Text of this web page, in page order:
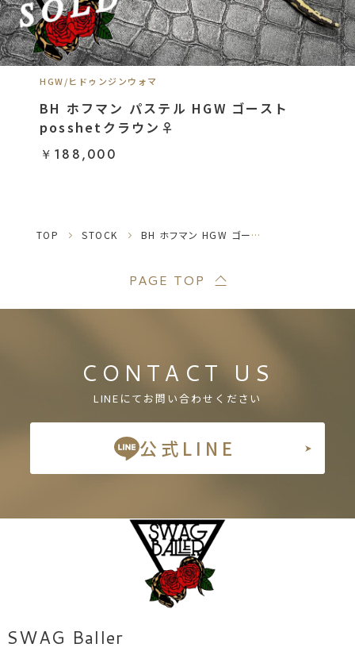
HGW/ヒドゥンジンウォマ
BH ホフマン パステル HGW ゴースト
posshetクラウン♀
￥188,000
TOP STOCK BH ホフマン HGW ゴーストposshetクラウン♂
CONTACT US
LINEにてお問い合わせください
公式LINE
SWAG Baller
PAGE TOP